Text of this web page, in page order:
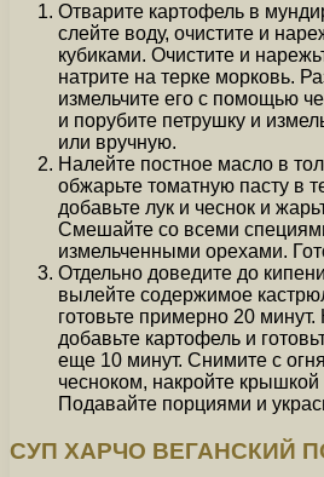
Отварите картофель в
слейте воду, очистите и
кубиками. Очистите и
натрите на терке морковь.
измельчите его с помощью
и порубите петрушку и
или вручную.
Налейте постное масло в
обжарьте томатную пасту в
добавьте лук и чеснок и
Смешайте со всеми
измельченными орехами.
Отдельно доведите до
вылейте содержимое
готовьте примерно 20 минут.
добавьте картофель и
еще 10 минут. Снимите с
чесноком, накройте крышкой
Подавайте порциями и
СУП ХАРЧО ВЕГАНСКИЙ